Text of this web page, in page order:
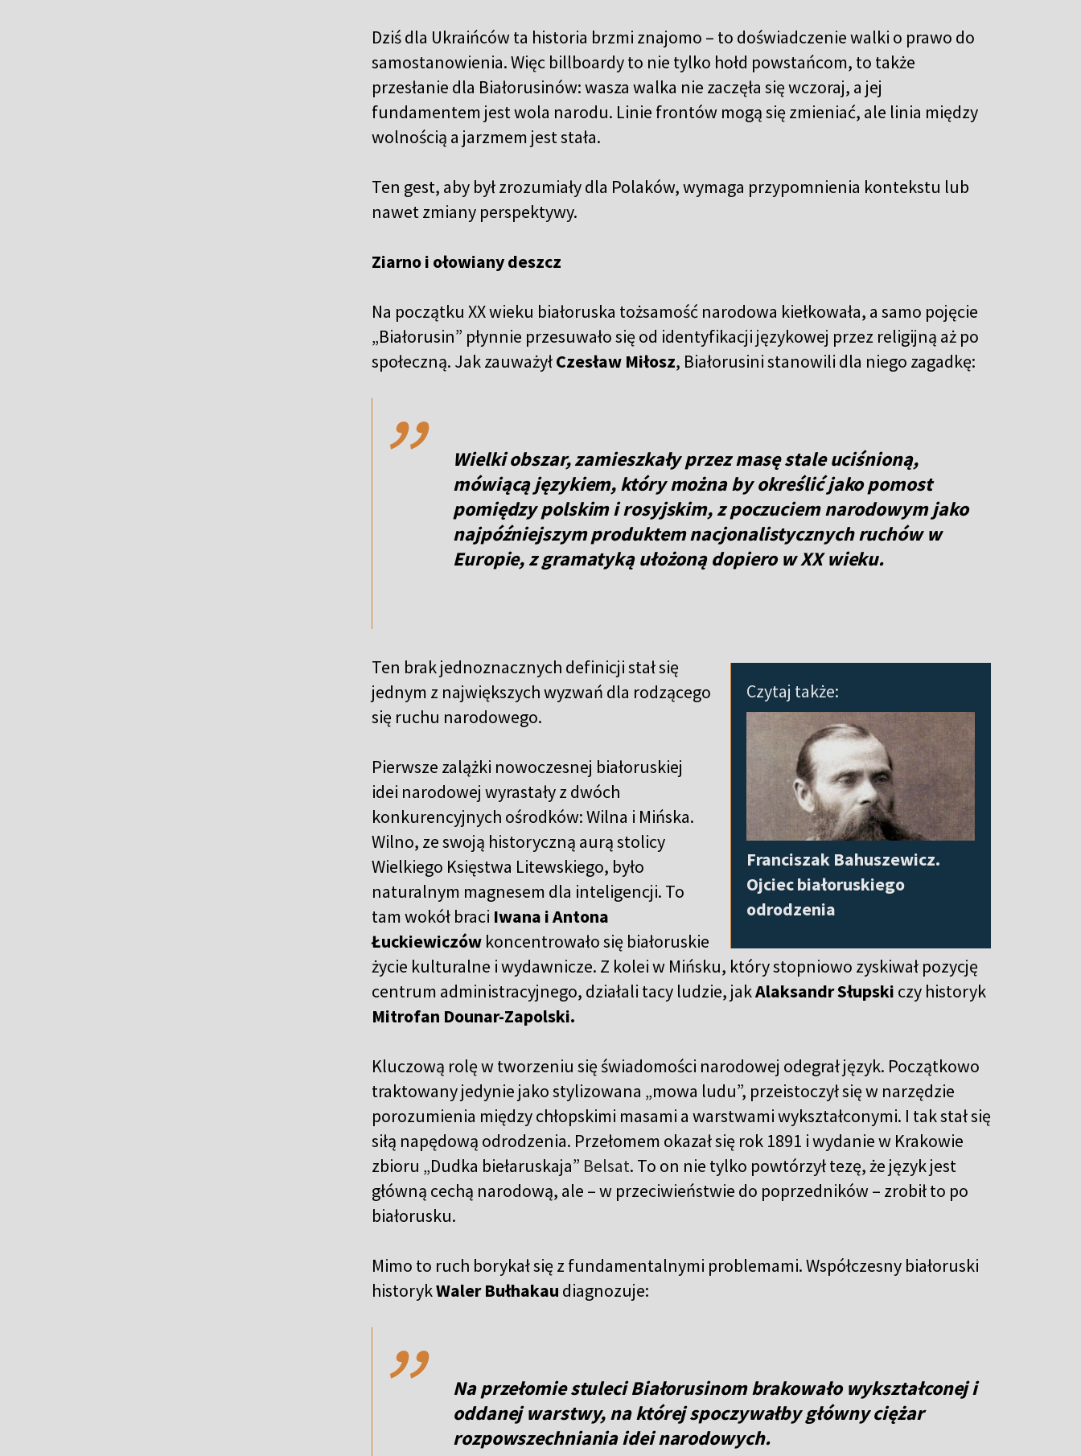
Dziś dla Ukraińców ta historia brzmi znajomo – to doświadczenie walki o prawo do
samostanowienia. Więc billboardy to nie tylko hołd powstańcom, to także
przesłanie dla Białorusinów: wasza walka nie zaczęła się wczoraj, a jej
fundamentem jest wola narodu. Linie frontów mogą się zmieniać, ale linia między
wolnością a jarzmem jest stała.
Ten gest, aby był zrozumiały dla Polaków, wymaga przypomnienia kontekstu lub
nawet zmiany perspektywy.
Ziarno i ołowiany deszcz
Na początku XX wieku białoruska tożsamość narodowa kiełkowała, a samo pojęcie
„Białorusin” płynnie przesuwało się od identyfikacji językowej przez religijną aż po
społeczną. Jak zauważyłCzesław Miłosz, Białorusini stanowili dla niego zagadkę:
,,
Wielki obszar, zamieszkały przez masę stale uciśnioną,
mówiącą językiem, który można by określić jako pomost
pomiędzy polskim i rosyjskim, z poczuciem narodowym jako
najpóźniejszym produktem nacjonalistycznych ruchów w
Europie, z gramatyką ułożoną dopiero w XX wieku.
Czytaj także:
Franciszak Bahuszewicz.
Ojciec białoruskiego
odrodzenia
Ten brak jednoznacznych definicji stał się
jednym z największych wyzwań dla rodzącego
się ruchu narodowego.
Pierwsze zalążki nowoczesnej białoruskiej
idei narodowej wyrastały z dwóch
konkurencyjnych ośrodków: Wilna i Mińska.
Wilno, ze swoją historyczną aurą stolicy
Wielkiego Księstwa Litewskiego, było
naturalnym magnesem dla inteligencji. To
tam wokół braci Iwana i Antona
Łuckiewiczów koncentrowało się białoruskie
życie kulturalne i wydawnicze. Z kolei w Mińsku, który stopniowo zyskiwał pozycję
centrum administracyjnego, działali tacy ludzie, jakAlaksandr Słupski czy historyk
Mitrofan Dounar-Zapolski.
Kluczową rolę w tworzeniu się świadomości narodowej odegrał język. Początkowo
traktowany jedynie jako stylizowana „mowa ludu”, przeistoczył się w narzędzie
porozumienia między chłopskimi masami a warstwami wykształconymi. I tak stał się
siłą napędową odrodzenia. Przełomem okazał się rok 1891 i wydanie w Krakowie
zbioru „Dudka biełaruskaja” Belsat. To on nie tylko powtórzył tezę, że język jest
główną cechą narodową, ale – w przeciwieństwie do poprzedników – zrobił to po
białorusku.
Mimo to ruch borykał się z fundamentalnymi problemami. Współczesny białoruski
historykWaler Bułhakau diagnozuje:
,,
Na przełomie stuleci Białorusinom brakowało wykształconej i
oddanej warstwy, na której spoczywałby główny ciężar
rozpowszechniania idei narodowych.